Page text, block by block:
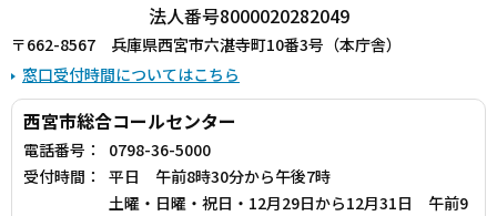
法人番号8000020282049
〒662-8567 兵庫県西宮市六湛寺町10番3号（本庁舎）
窓口受付時間についてはこちら
西宮市総合コールセンター
電話番号：
0798-36-5000
受付時間：
平日 午前8時30分から午後7時
土曜・日曜・祝日・12月29日から12月31日 午前9